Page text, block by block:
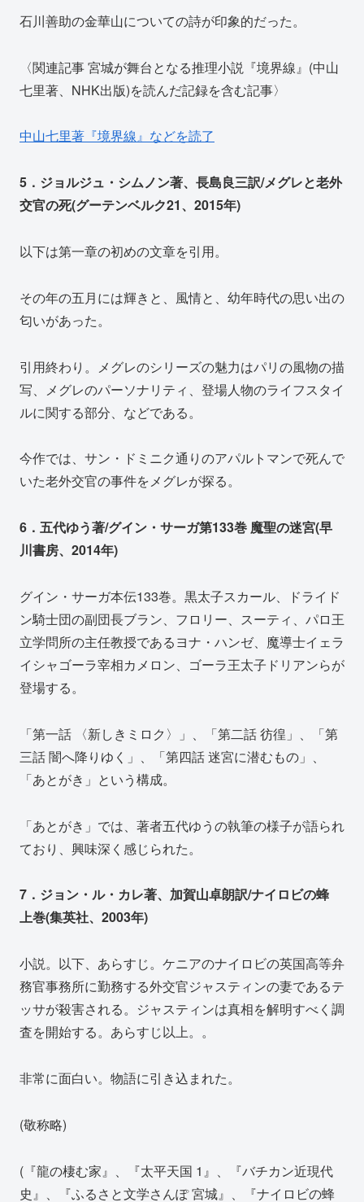
石川善助の金華山についての詩が印象的だった。
〈関連記事 宮城が舞台となる推理小説『境界線』(中山
七里著、NHK出版)を読んだ記録を含む記事〉
中山七里著『境界線』などを読了
5．ジョルジュ・シムノン著、長島良三訳/メグレと老外
交官の死(グーテンベルク21、2015年)
以下は第一章の初めの文章を引用。
その年の五月には輝きと、風情と、幼年時代の思い出の
匂いがあった。
引用終わり。メグレのシリーズの魅力はパリの風物の描
写、メグレのパーソナリティ、登場人物のライフスタイ
ルに関する部分、などである。
今作では、サン・ドミニク通りのアパルトマンで死んで
いた老外交官の事件をメグレが探る。
6．五代ゆう著/グイン・サーガ第133巻 魔聖の迷宮(早
川書房、2014年)
グイン・サーガ本伝133巻。黒太子スカール、ドライド
ン騎士団の副団長ブラン、フロリー、スーティ、パロ王
立学問所の主任教授であるヨナ・ハンゼ、魔導士イェラ
イシャゴーラ宰相カメロン、ゴーラ王太子ドリアンらが
登場する。
「第一話 〈新しきミロク〉」、「第二話 彷徨」、「第
三話 闇へ降りゆく」、「第四話 迷宮に潜むもの」、
「あとがき」という構成。
「あとがき」では、著者五代ゆうの執筆の様子が語られ
ており、興味深く感じられた。
7．ジョン・ル・カレ著、加賀山卓朗訳/ナイロビの蜂
上巻(集英社、2003年)
小説。以下、あらすじ。ケニアのナイロビの英国高等弁
務官事務所に勤務する外交官ジャスティンの妻であるテ
ッサが殺害される。ジャスティンは真相を解明すべく調
査を開始する。あらすじ以上。。
非常に面白い。物語に引き込まれた。
(敬称略)
(『龍の棲む家』、『太平天国 1』、『バチカン近現代
史』、『ふるさと文学さんぽ 宮城』、『ナイロビの蜂